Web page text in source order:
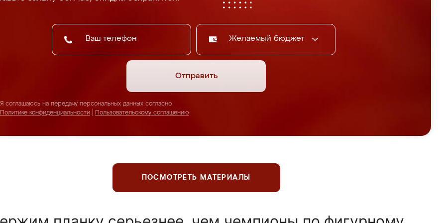
Желаемый бюджет
Отправить
Я соглашаюсь на передачу персональных данных согласно
Политике конфиденциальности
Пользовательскому соглашению
ПОСМОТРЕТЬ МАТЕРИАЛЫ